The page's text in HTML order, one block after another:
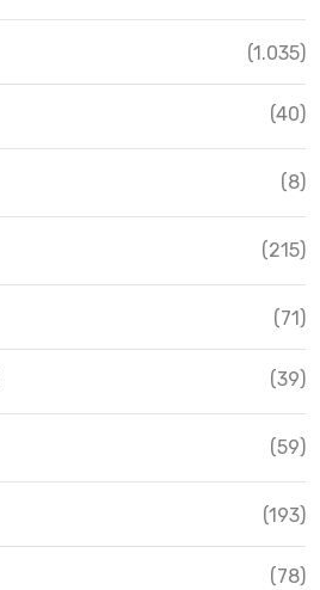
(1.035)
(40)
(8)
(215)
(71)
(39)
(59)
(193)
(78)